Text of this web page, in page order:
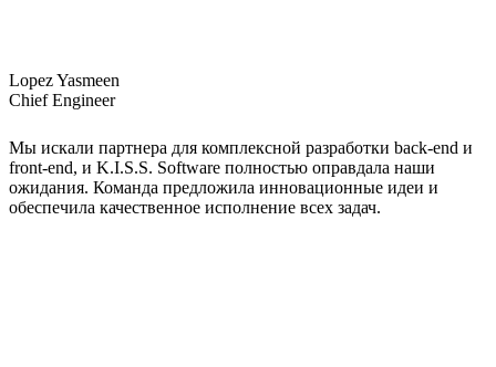
Lopez Yasmeen
Chief Engineer
Мы искали партнера для комплексной разработки back-end и
front-end, и K.I.S.S. Software полностью оправдала наши
ожидания. Команда предложила инновационные идеи и
обеспечила качественное исполнение всех задач.